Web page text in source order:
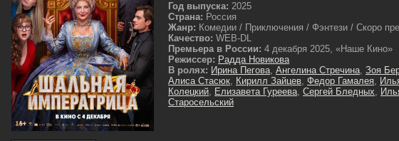
Год выпуска: 2025
Страна: Россия
Жанр: Комедии / Приключения / Фэнтези / Скоро
Качество: WEB-DL
Премьера в России: 4 декабря 2025, «Наше Кино»
Режиссер: Радда Новикова
В ролях: Ирина Пегова, Ангелина Стречина, Зоя
Алиса Стасюк, Кирилл Зайцев, Федор Гамалея,
Колецкий, Елизавета Гуреева, Сергей Бледных,
Старосельский